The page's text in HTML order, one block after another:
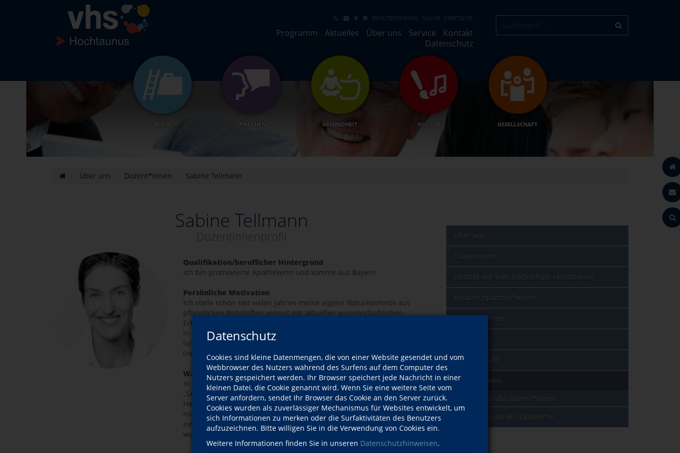
Datenschutz
Cookies sind kleine Datenmengen, die von einer Website gesendet und vom
Webbrowser des Nutzers während des Surfens auf dem Computer des
Nutzers gespeichert werden. Ihr Browser speichert jede Nachricht in einer
kleinen Datei, die Cookie genannt wird. Wenn Sie eine weitere Seite vom
Server anfordern, sendet Ihr Browser das Cookie an den Server zurück.
Cookies wurden als zuverlässiger Mechanismus für Websites entwickelt, um
sich Informationen zu merken oder die Surfaktivitäten des Benutzers
aufzuzeichnen. Bitte willigen Sie in die Verwendung von Cookies ein.
Weitere Informationen finden Sie in unseren Datenschutzhinweisen.
BENUTZERPROFIL SUCHE STARTSEITE
Programm Aktuelles Über uns Service
Kontakt
Datenschutz
BERUF SPRACHEN GESUNDHEIT KULTUR GESELLSCHAFT
Über uns Dozent*innen Sabine Tellmann
Sabine Tellmann
Dozentinnenprofil
Qualifikation/beruflicher Hintergrund
Ich bin promovierte Apothekerin und komme aus Bayern.
Persönliche Motivation
Ich stelle schon seit vielen Jahren meine eigene Naturkosmetik aus
pflanzlichen Rohstoffen vereint mit aktuellen wissenschaftlichen
Erkenntnissen und modernen Herstellungsmethoden her, die sich leicht
in der Küche zuhause anwenden lassen. Ich freue mich darauf, meine
langjährige Erfahrung und meine fundierten Fachkenntnisse Rund um
(Heil)-Pflanzen; Extrakte und Naturkosmetik mit Ihnen zu teilen.
Was ist mir wichtig? Was möchte ich in meinen Kursen vermitteln?
In meinen Seminaren& Workshops möchte ich Ihre Begeisterung für das
„Selbstgerührte“ wecken und mit Ihnen in die wunderbare Welt der
Heilpflanzen; Extrakte und Naturkosmetik eintauchen. Starten Sie mit
mir das Erlebnis Kräuter zu bestimmen, die Heil- und Wirkstoffe zu
extrahieren und in verschiedenen Workshops zu verarbeiten und
wunderbare Produkte herzustellen.
Über uns
Trägerverein
Leitbild der Volkshochschule Hochtaunus
Ansprechpartner*innen
Kooperationen
Jahresbericht
Dozent*innen
Portal für vhs Dozent*innen
Bewerbung als vhs Dozent*in